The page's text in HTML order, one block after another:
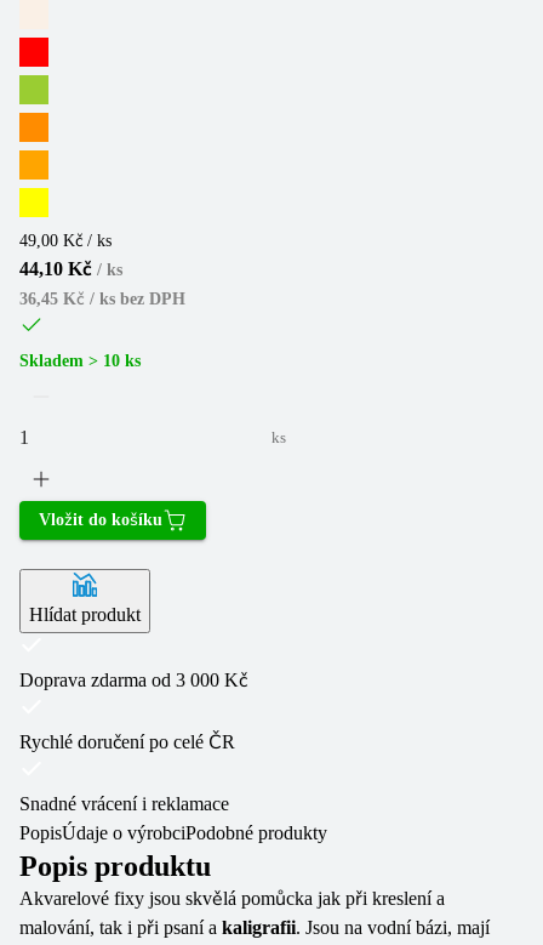
49,00 Kč / ks
44,10 Kč / ks
36,45 Kč / ks bez DPH
Skladem > 10 ks
ks
Vložit do košíku
Hlídat produkt
Doprava zdarma od 3 000 Kč
Rychlé doručení po celé ČR
Snadné vrácení i reklamace
PopisÚdaje o výrobciPodobné produkty
Popis produktu
Akvarelové fixy jsou skvělá pomůcka jak při kreslení a
malování, tak i při psaní a kaligrafii. Jsou na vodní bázi, mají